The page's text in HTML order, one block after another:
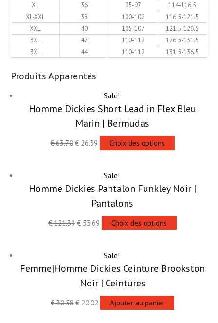
XL
36 95-97
114-116.5
XL-XXL
38 100-102
116.5-121.5
XXL
40 105-107
121.5-126.5
3XL
42 110-112
126.5-131.5
3XL
44 110-112 131.5-136.5
Produits Apparentés
Sale!
Homme Dickies Short Lead in Flex Bleu
Marin | Bermudas
€63.70 € 26.39 Choix des options
Sale!
Homme Dickies Pantalon Funkley Noir |
Pantalons
€121.39 € 53.69 Choix des options
Sale!
Femme|Homme Dickies Ceinture Brookston
Noir | Ceintures
€30.58 € 20.02 Ajouter au panier